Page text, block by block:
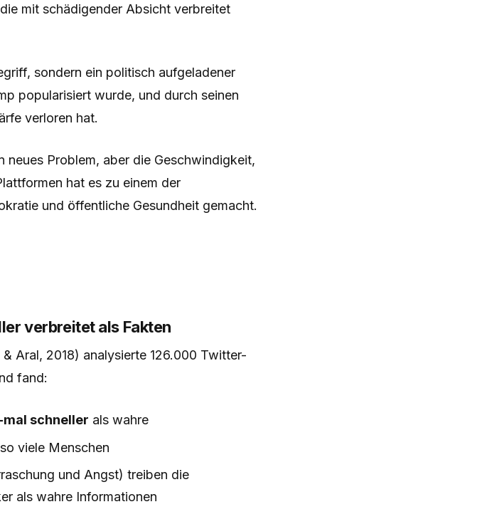
mit schädigender Absicht verbreitet
sondern ein politisch aufgeladener
popularisiert wurde, und durch seinen
verloren hat.
Problem, aber die Geschwindigkeit,
hat es zu einem der
und öffentliche Gesundheit gemacht.
verbreitet als Fakten
Aral, 2018) analysierte 126.000 Twitter-
fand:
mal schneller als wahre
viele Menschen
und Angst) treiben die
als wahre Informationen